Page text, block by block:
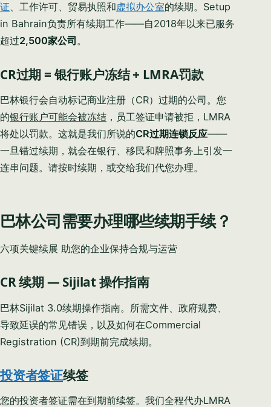
证、工作许可、贸易执照和虚拟办公室的续期。Setup
in Bahrain负责所有续期工作——自2018年以来已服务
超过2,500家公司 。
CR过期 = 银行账户冻结 + LMRA罚款
巴林银行会自动标记商业注册（CR）过期的公司。您
的银行账户可能会被冻结 ，员工签证申请被拒，LMRA
将处以罚款。这就是我们所说的CR过期连锁反应——
一旦错过续期，就会在银行、移民和牌照事务上引发一
连串问题。请按时续期，或交给我们代您办理。
巴林公司需要办理哪些续期手续？
六项关键续展 助您的企业保持合规与运营
CR 续期 — Sijilat 操作指南
巴林Sijilat 3.0续期操作指南。所需文件、政府规费、
导致延误的常见错误，以及如何在Commercial
Registration (CR)到期前完成续期。
投资者签证续签
您的投资者签证需在到期前续签。我们全程代办LMRA